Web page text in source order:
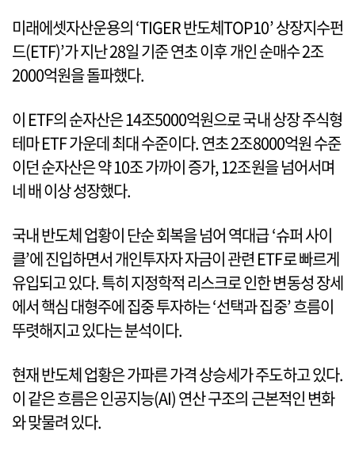
미래에셋자산운용의 ‘TIGER 반도체TOP10’ 상장지수펀
드(ETF)’가 지난 28일 기준 연초 이후 개인 순매수 2조
2000억원을 돌파했다.
이 ETF의 순자산은 14조5000억원으로 국내 상장 주식형
테마 ETF 가운데 최대 수준이다. 연초 2조8000억원 수준
이던 순자산은 약 10조 가까이 증가, 12조원을 넘어서며
네 배 이상 성장했다.
국내 반도체 업황이 단순 회복을 넘어 역대급 ‘슈퍼 사이
클’에 진입하면서 개인투자자 자금이 관련 ETF로 빠르게
유입되고 있다. 특히 지정학적 리스크로 인한 변동성 장세
에서 핵심 대형주에 집중 투자하는 ‘선택과 집중’ 흐름이
뚜렷해지고 있다는 분석이다.
현재 반도체 업황은 가파른 가격 상승세가 주도하고 있다.
이 같은 흐름은 인공지능(AI) 연산 구조의 근본적인 변화
와 맞물려 있다.